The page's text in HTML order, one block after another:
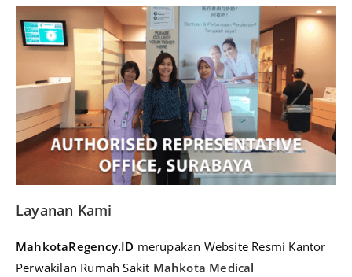
Layanan Kami
MahkotaRegency.ID merupakan Website Resmi Kantor
Perwakilan Rumah Sakit Mahkota Medical